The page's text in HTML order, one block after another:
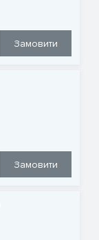
Замовити
Замовити